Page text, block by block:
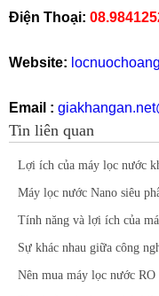
Điện Thoại:
Website:
Email :
Tin liên quan
Lợi ích của máy lọc nước
Máy lọc nước Nano siêu
Tính năng và lợi ích của
Sự khác nhau giữa công
Nên mua máy lọc nước